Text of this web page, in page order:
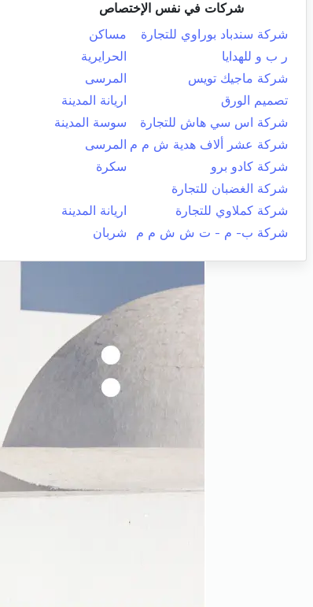
شركات في نفس الإختصاص
شركة سندباد بوراوي للتجارة
مساكن
ر ب و للهدايا
الحرايرية
شركة ماجيك تويس
المرسى
تصميم الورق
اريانة المدينة
شركة اس سي هاش للتجارة
سوسة المدينة
شركة عشر ألاف هدية ش م م المرسى
شركة كادو برو
سكرة
شركة الغضبان للتجارة
شركة كملاوي للتجارة
اريانة المدينة
شركة ب- م - ت ش ش م م
شربان